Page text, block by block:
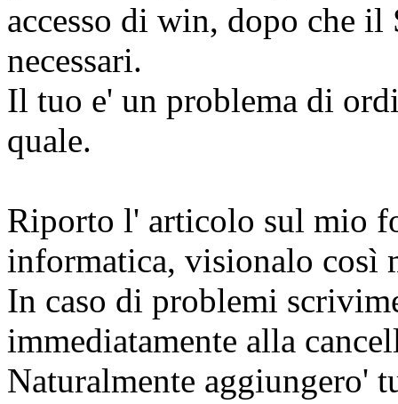
accesso di win, dopo che
necessari.
Il tuo e' un problema di
quale.
Riporto l' articolo sul mio
informatica, visionalo così
In caso di problemi
immediatamente alla
Naturalmente aggiungero'